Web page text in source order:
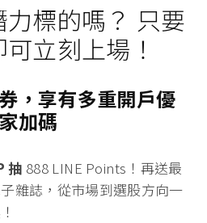
標的嗎？ 只要
立刻上場！
，享有多重開戶優
加碼
抽 888 LINE Points！ 再送最
雜誌 ，從市場到選股方向一